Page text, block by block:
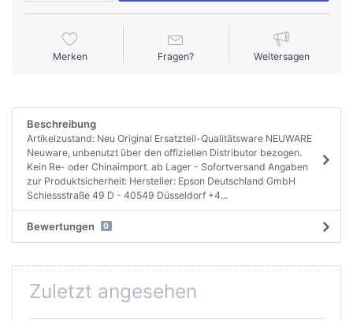
Merken Fragen? Weitersagen
Beschreibung
Artikelzustand: Neu Original Ersatzteil-Qualitätsware NEUWARE
Neuware, unbenutzt über den offiziellen Distributor bezogen.
Kein Re- oder Chinaimport. ab Lager - Sofortversand Angaben
zur Produktsicherheit: Hersteller: Epson Deutschland GmbH
Schiessstraße 49 D - 40549 Düsseldorf +4...
Bewertungen 0
Zuletzt angesehen